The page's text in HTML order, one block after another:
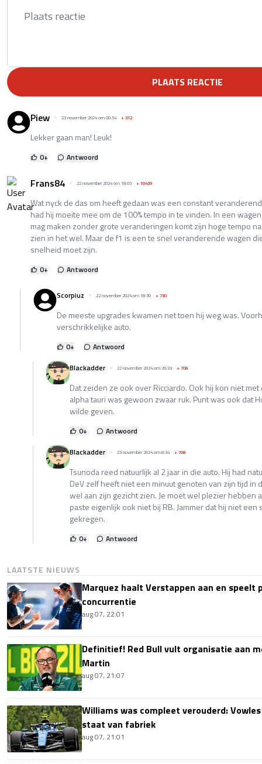
PLAATS REACTIE
Piew 23 november 2024 om 00:54 +312
Lekker gaan man! Leuk!
0+ Antwoord
Frans84 22 november 2024 om 18:05 +10439
Wat nyck de das om heeft gedaan was een constant
had hij moeite mee om de 100% tempo in te vinden. In een
mag maken zonder grote veranderingen komt zijn hoge tempo
zien in het wel. Maar de f1 is een te snel veranderende wagen
snelheid moet zijn.
0+ Antwoord
Scorpiuz 22 november 2024 om 18:30 +730
De meeste upgrades kwamen net toen hij weg was.
verschrikkelijke auto.
0+
Antwoord
Blackadder
22 november 2024 om 20:33 +708
Dat zeiden ze ook over Ricciardo. Ook hij kon niet
alpha tauri was gewoon zwaar ruk. Punt was ook dat
wilde geven.
0+
Antwoord
Blackadder
23 november 2024 om 8:34 +708
Tsunoda reed natuurlijk al 2 jaar in die auto. Hij had
DeV zelf heeft niet een minuut genoten van zijn tijd in
wel aan zijn gezicht zien. Je moet wel plezier hebben
paste eigenlijk ook niet bij RB. Jammer dat hij niet
gekregen.
0+ Antwoord
LAATSTE NIEUWS
Marquez haalt Verstappen aan en speelt
concurrentie
aug 07, 22:01
Definitief! Red Bull vult organisatie aan
Martin
aug 07, 21:07
Williams was compleet verouderd:
staat van fabriek
aug 07, 21:01